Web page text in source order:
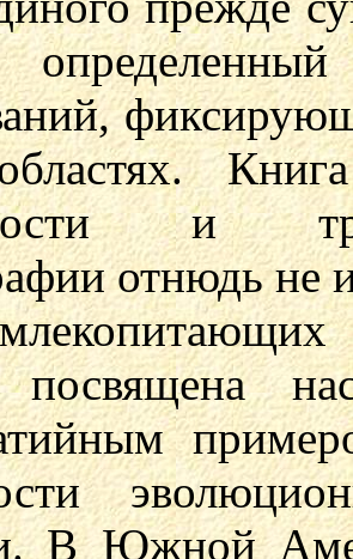
и
отнюдь не
посвящена
В Южной